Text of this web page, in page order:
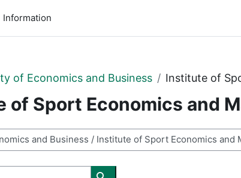
Information
of Economics and Business Institute of
of Sport Economics and